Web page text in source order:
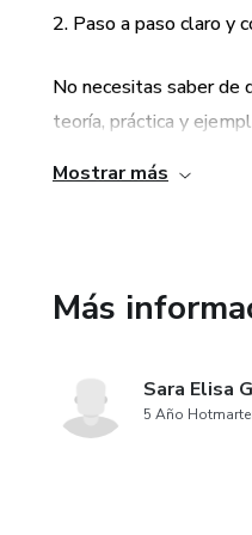
2. Paso a paso claro y
No necesitas saber de
teoría, práctica y
3. Bajo presupuesto,
Mostrar más
Más
Sara Elisa
5 Año